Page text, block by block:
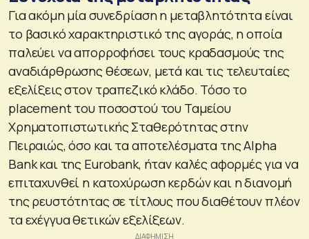
Για ακόμη μία συνεδρίαση η μεταβλητότητα είναι
το βασικό χαρακτηριστικό της αγοράς, η οποία
παλεύει να απορροφήσει τους κραδασμούς της
αναδιάρθρωσης θέσεων, μετά και τις τελευταίες
εξελίξεις στον τραπεζικό κλάδο. Τόσο το
placement του ποσοστού του Ταμείου
Χρηματοπιστωτικής Σταθερότητας στην
Πειραιώς, όσο και τα αποτελέσματα της Alpha
Bank και της Eurobank, ήταν καλές αφορμές για να
επιταχυνθεί η κατοχύρωση κερδών και η διανομή
της ρευστότητας σε τίτλους που διαθέτουν πλέον
τα εχέγγυα θετικών εξελίξεων.